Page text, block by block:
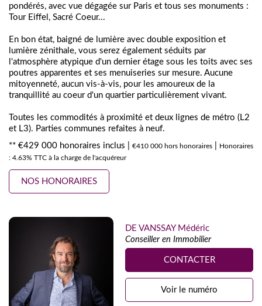
pondérés, avec vue dégagée sur Paris et tous ses monuments :
Tour Eiffel, Sacré Coeur...
En bon état, baigné de lumière avec double exposition et
lumière zénithale, vous serez également séduits par
l'atmosphère atypique d'un dernier étage sous les toits avec ses
poutres apparentes et ses menuiseries sur mesure. Aucune
mitoyenneté, aucun vis-à-vis, pour les amoureux de la
tranquillité au coeur d'un quartier particulièrement vivant.
Toutes les commodités à proximité et deux lignes de métro (L2
et L3). Parties communes refaites à neuf.
** €429 000 honoraires inclus €410 000 hors honoraires
Honoraires
: 4.63% TTC à la charge de l'acquéreur
NOS HONORAIRES
DE VANSSAY Médéric
Conseiller en Immobilier
CONTACTER
Voir le numéro